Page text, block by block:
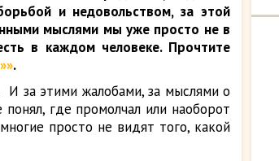
и недовольством, за этой
мыслями мы уже просто не в
в каждом человеке. Прочтите
.
за этими жалобами, за мыслями о
где промолчал или наоборот
просто не видят того, какой